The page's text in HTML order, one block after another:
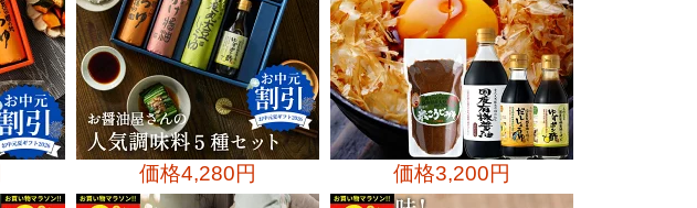
価格4,280円 価格3,200円